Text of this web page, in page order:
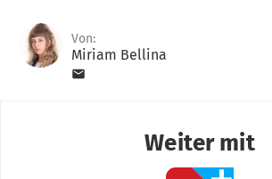
Von:
Miriam Bellina